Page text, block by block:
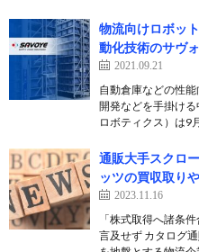
物流向けロボッ
動化技術のサヴ
2021.09.21
自動倉庫などの性
開発などを手掛ける
ロボティクス）は9
通販大手スクロ
ッツの買収取り
2023.11.16
「株式取得へ諸条
言及せず カタログ